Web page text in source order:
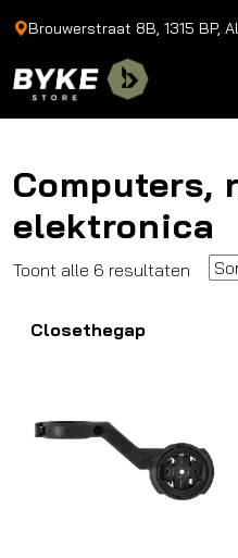
Brouwerstraat 8B, 1315 BP,
Computers,
elektronica
Toont alle 6 resultaten
Closethegap